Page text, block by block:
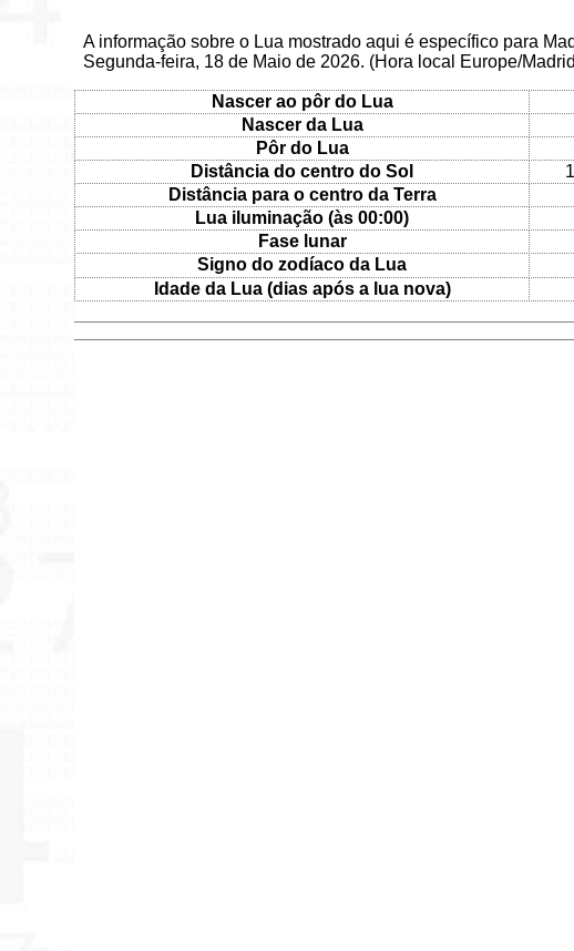
A informação sobre o Lua mostrado aqui é específico para
Segunda-feira, 18 de Maio de 2026. (Hora local Europe/
Nascer ao pôr do Lua
Nascer da Lua
Pôr do Lua
Distância do centro do Sol
Distância para o centro da Terra
Lua iluminação (às 00:00)
Fase lunar
Signo do zodíaco da Lua
Idade da Lua (dias após a lua nova)